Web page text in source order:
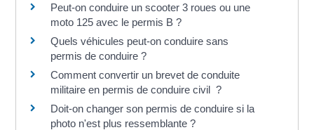
Peut-on conduire un scooter 3 roues ou une
moto 125 avec le permis B ?
Quels véhicules peut-on conduire sans
permis de conduire ?
Comment convertir un brevet de conduite
militaire en permis de conduire civil ?
Doit-on changer son permis de conduire si la
photo n'est plus ressemblante ?